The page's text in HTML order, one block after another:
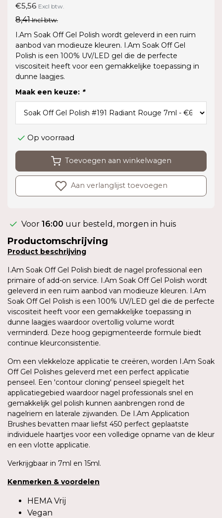
€5,56 Excl btw.
8,41Incl btw.
I.Am Soak Off Gel Polish wordt geleverd in een ruim
aanbod van modieuze kleuren. I.Am Soak Off Gel
Polish is een 100% UV/LED gel die de perfecte
viscositeit heeft voor een gemakkelijke toepassing in
dunne laagjes.
Maak een keuze: *
Op voorraad
Toevoegen aan winkelwagen
Aan verlanglijst toevoegen
Voor 16:00 uur besteld, morgen in huis
Productomschrijving
Product beschrijving
I.Am Soak Off Gel Polish biedt de nagel professional een
primaire of add-on service. I.Am Soak Off Gel Polish wordt
geleverd in een ruim aanbod van modieuze kleuren. I.Am
Soak Off Gel Polish is een 100% UV/LED gel die de perfecte
viscositeit heeft voor een gemakkelijke toepassing in
dunne laagjes waardoor overtollig volume wordt
verminderd. Deze hoog gepigmenteerde formule biedt
continue kleurconsistentie.
Om een vlekkeloze applicatie te creëren, worden I.Am Soak
Off Gel Polishes geleverd met een perfect applicatie
penseel. Een 'contour cloning' penseel spiegelt het
applicatiegebied waardoor nagel professionals snel en
gemakkelijk gel polish kunnen aanbrengen rond de
nagelriem en laterale zijwanden. De I.Am Application
Brushes bevatten maar liefst 450 perfect geplaatste
individuele haartjes voor een volledige opname van de kleur
en een vlotte applicatie.
Verkrijgbaar in 7ml en 15ml.
Kenmerken & voordelen
HEMA Vrij
Vegan